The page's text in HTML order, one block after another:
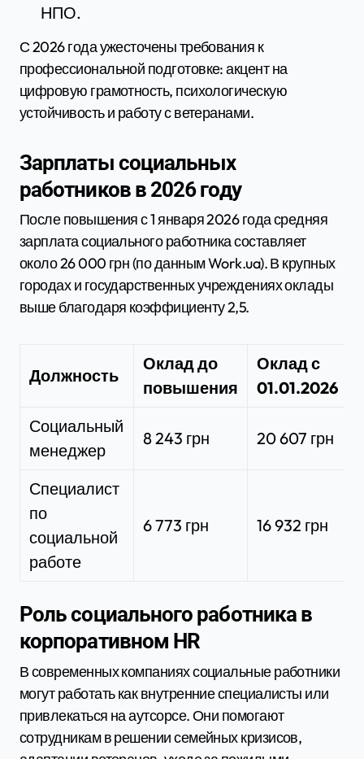
НПО.
С 2026 года ужесточены требования к
профессиональной подготовке: акцент на
цифровую грамотность, психологическую
устойчивость и работу с ветеранами.
Зарплаты социальных
работников в 2026 году
После повышения с 1 января 2026 года средняя
зарплата социального работника составляет
около 26 000 грн (по данным Work.ua). В крупных
городах и государственных учреждениях оклады
выше благодаря коэффициенту 2,5.
Должность
Оклад до
повышения
Оклад с
01.01.2026
Социальный
менеджер
8 243 грн 20 607 грн
Специалист
по
социальной
работе
6 773 грн 16 932 грн
Роль социального работника в
корпоративном HR
В современных компаниях социальные работники
могут работать как внутренние специалисты или
привлекаться на аутсорсе. Они помогают
сотрудникам в решении семейных кризисов,